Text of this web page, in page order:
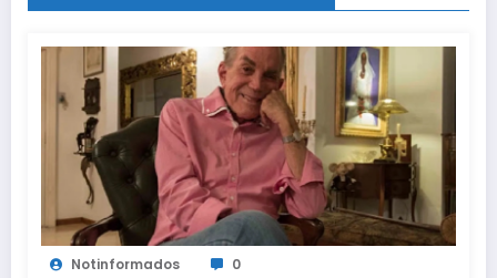
Notinformados 0